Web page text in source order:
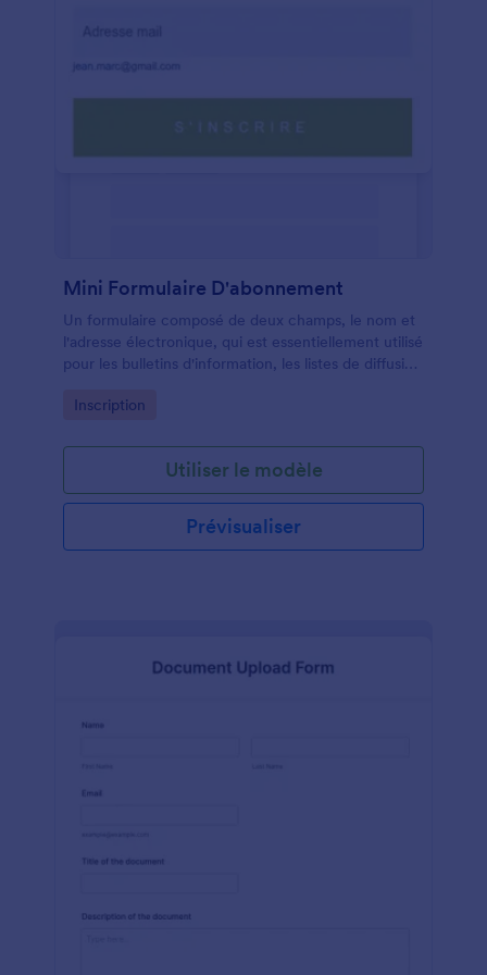
Mini Formulaire D'abonnement
Un formulaire composé de deux champs, le nom et
l'adresse électronique, qui est essentiellement utilisé
pour les bulletins d'information, les listes de diffusion
Go to Category:
Inscription
Utiliser le modèle
Prévisualiser